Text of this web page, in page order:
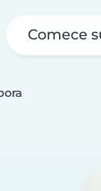
Comece